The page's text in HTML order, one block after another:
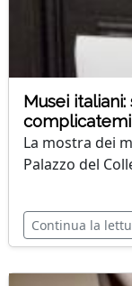
Musei
La mostra dei
Palazzo del
Continua la